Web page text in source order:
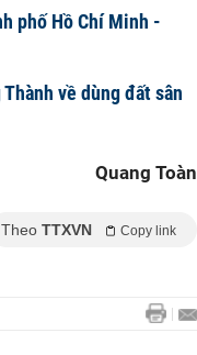
phố Hồ Chí Minh -
về dùng đất sân
Quang Toàn
Theo TTXVN Copy link